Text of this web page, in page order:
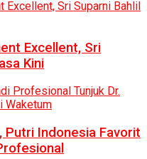
Excellent, Sri
Kini
Putri Indonesia Favorit